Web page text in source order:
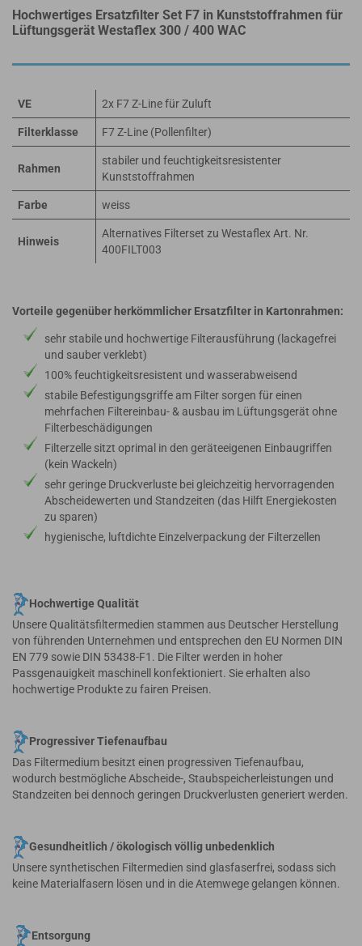
Hochwertiges Ersatzfilter Set F7 in Kunststoffrahmen für
Lüftungsgerät Westaflex 300 / 400 WAC
VE 2x F7 Z-Line für Zuluft
Filterklasse F7 Z-Line (Pollenfilter)
Rahmen
stabiler und feuchtigkeitsresistenter
Kunststoffrahmen
Farbe weiss
Hinweis
Alternatives Filterset zu Westaflex Art. Nr.
400FILT003
Vorteile gegenüber herkömmlicher Ersatzfilter in Kartonrahmen:
sehr stabile und hochwertige Filterausführung (lackagefrei
und sauber verklebt)
100% feuchtigkeitsresistent und wasserabweisend
stabile Befestigungsgriffe am Filter sorgen für einen
mehrfachen Filtereinbau- & ausbau im Lüftungsgerät ohne
Filterbeschädigungen
Filterzelle sitzt oprimal in den geräteeigenen Einbaugriffen
(kein Wackeln)
sehr geringe Druckverluste bei gleichzeitig hervorragenden
Abscheidewerten und Standzeiten (das Hilft Energiekosten
zu sparen)
hygienische, luftdichte Einzelverpackung der Filterzellen
Hochwertige Qualität
Unsere Qualitätsfiltermedien stammen aus Deutscher Herstellung
von führenden Unternehmen und entsprechen den EU Normen DIN
EN 779 sowie DIN 53438-F1. Die Filter werden in hoher
Passgenauigkeit maschinell konfektioniert. Sie erhalten also
hochwertige Produkte zu fairen Preisen.
Progressiver Tiefenaufbau
Das Filtermedium besitzt einen progressiven Tiefenaufbau,
wodurch bestmögliche Abscheide-, Staubspeicherleistungen und
Standzeiten bei dennoch geringen Druckverlusten generiert werden.
Gesundheitlich / ökologisch völlig unbedenklich
Unsere synthetischen Filtermedien sind glasfaserfrei, sodass sich
keine Materialfasern lösen und in die Atemwege gelangen können.
Entsorgung